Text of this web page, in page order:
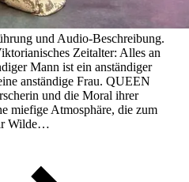
und Audio-Beschreibung.
Zeitalter: Alles an
Mann ist ein anständiger
anständige Frau. QUEEN
und die Moral ihrer
miefige Atmosphäre, die zum
Wilde…